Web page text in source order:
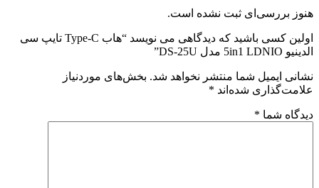
هنوز بررسی‌ای ثبت نشده است.
اولین کسی باشید که دیدگاهی می نویسد “هاب Type-C تایپ سی
الدینیو 5in1 LDNIO مدل DS-25U”
نشانی ایمیل شما منتشر نخواهد شد. بخش‌های موردنیاز
علامت‌گذاری شده‌اند *
دیدگاه شما *